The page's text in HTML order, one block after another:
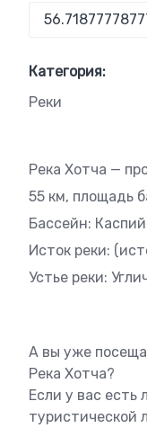
Категория:
Реки
Река Хотча —
55 км, площадь
Бассейн:
Исток реки:
Устье реки:
А вы уже
Река Хотча?
Если у вас
туристической